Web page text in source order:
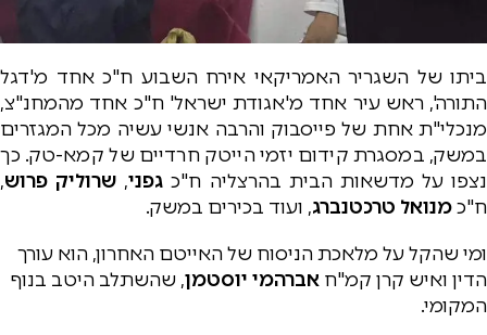
ביתו של השגריר האמריקאי אירח השבוע ח"כ אחד מ'דגל
התורה', ראש עיר אחד מ'אגודת ישראל' ח"כ אחד מהמחנ"צ,
מנכלי"ת אחת של פייסבוק והרבה אנשי עשיה מכל המגזרים
במשק, במסגרת קידום יזמי הייטק חרדיים של קמא-טק. כך
נצפו על מדשאות הבית בהרצליה ח"כ גפני, שרוליק פרוש,
ח"כמנואל טרכטנברג, ועוד בכירים במשק.
ומי שהקל על מלאכת הניסוח של האייטם האחרון, הוא עורך
הדין ואיש קרן קמ"ח אברהמי יוסטמן, שהשתלב היטב בנוף
המקומי.